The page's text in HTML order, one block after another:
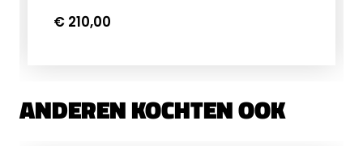
joule is deze buks prima binnen en
buks schieten met en zonder vizier,
zonder vizier kunt u prima richten met
€ 210,00
ANDEREN KOCHTEN OOK